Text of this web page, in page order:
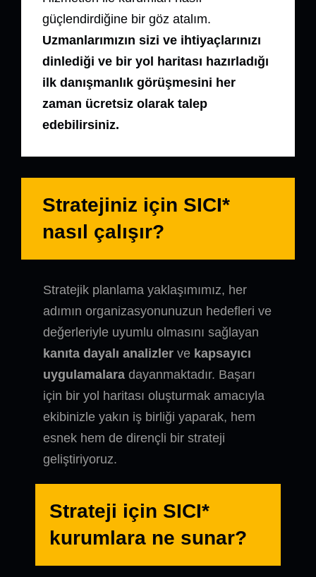
güçlendirdiğine bir göz atalım.
Uzmanlarımızın sizi ve ihtiyaçlarınızı
dinlediği ve bir yol haritası hazırladığı
ilk danışmanlık görüşmesini her
zaman ücretsiz olarak talep
edebilirsiniz.
Stratejiniz için SICI*
nasıl çalışır?
Stratejik planlama yaklaşımımız, her
adımın organizasyonunuzun hedefleri ve
değerleriyle uyumlu olmasını sağlayan
kanıta dayalı analizlerve kapsayıcı
uygulamalaradayanmaktadır. Başarı
için bir yol haritası oluşturmak amacıyla
ekibinizle yakın iş birliği yaparak, hem
esnek hem de dirençli bir strateji
geliştiriyoruz.
Strateji için SICI*
kurumlara ne sunar?